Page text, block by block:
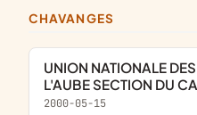
CHAVANGES
UNION NATIONALE DES COMBATTANTS DE
L'AUBE SECTION DU
2000-05-15